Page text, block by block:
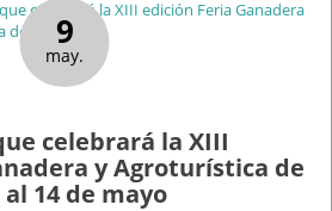
9
may.
celebrará la XIII
y Agroturística de
14 de mayo